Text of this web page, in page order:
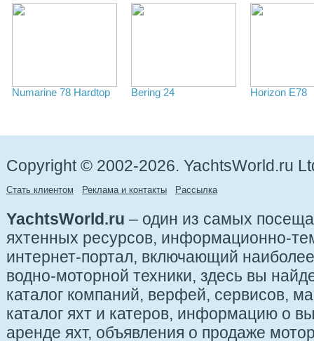
Numarine 78 Hardtop Bering 24 Horizon E78
Copyright © 2002-2026. YachtsWorld.ru
Стать клиентом Реклама и контакты Рассылка
YachtsWorld.ru – один из самых
яхтенных ресурсов, информационно-
интернет-портал, включающий
водно-моторной техники, здесь вы
каталог компаний, верфей, сервисов,
каталог яхт и катеров, информацию о
аренде яхт, объявления о продаже